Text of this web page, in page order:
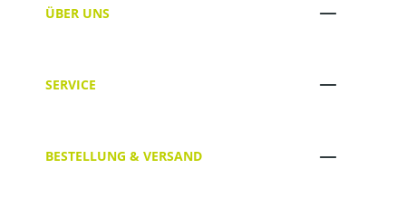
ÜBER UNS
SERVICE
BESTELLUNG & VERSAND